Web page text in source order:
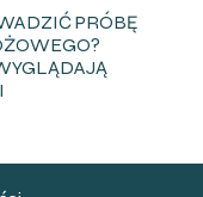
PRÓBĘ